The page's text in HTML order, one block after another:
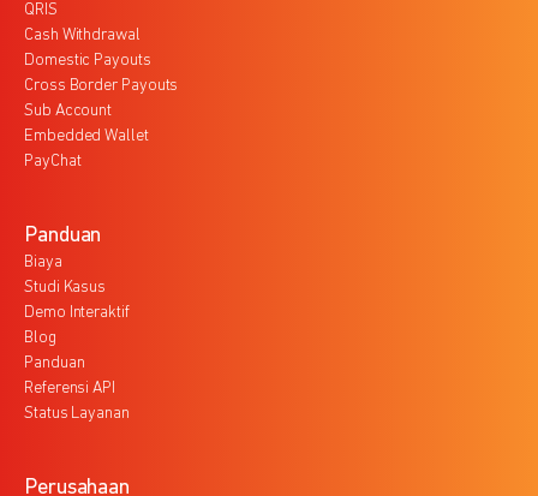
QRIS
Cash Withdrawal
Domestic Payouts
Cross Border Payouts
Sub Account
Embedded Wallet
PayChat
Panduan
Biaya
Studi Kasus
Demo Interaktif
Blog
Panduan
Referensi API
Status Layanan
Perusahaan